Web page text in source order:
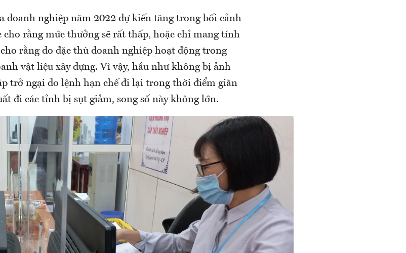
doanh nghiệp năm 2022 dự kiến tăng trong bối cảnh
rằng mức thưởng sẽ rất thấp, hoặc chỉ mang tính
rằng do đặc thù doanh nghiệp hoạt động trong
vật liệu xây dựng. Vì vậy, hầu như không bị ảnh
trở ngại do lệnh hạn chế đi lại trong thời điểm giãn
đi các tỉnh bị sụt giảm, song số này không lớn.